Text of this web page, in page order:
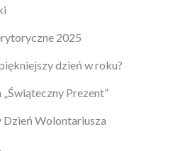
2025
dzień w roku?
Prezent”
Wolontariusza